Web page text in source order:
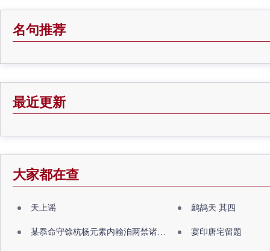
名句推荐
最近更新
大家都在查
天上谣 鹧鸪天 其四
某忝命守馀杭杨元素内翰洎两禁诸公出祖佛寺 宴印唐宅留题